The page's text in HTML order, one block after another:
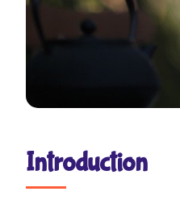
Introduction